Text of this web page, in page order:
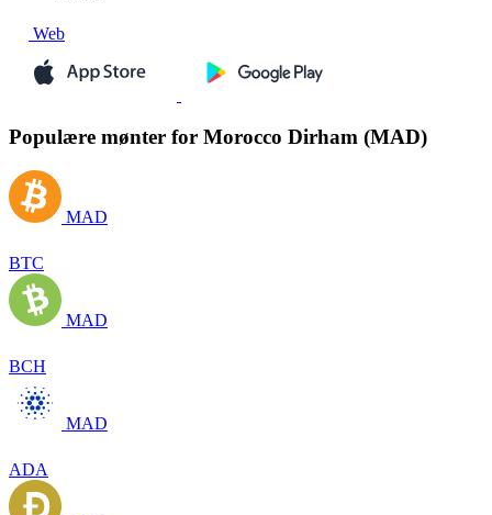
Web
Populære mønter for Morocco Dirham (MAD)
MAD
BTC
MAD
BCH
MAD
ADA